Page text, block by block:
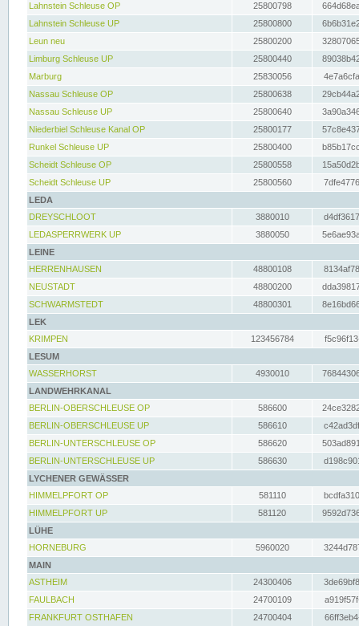
Lahnstein Schleuse OP
25800798
Lahnstein Schleuse UP
25800800
Leun neu
25800200
Limburg Schleuse UP
25800440
Marburg
25830056
Nassau Schleuse OP
25800638
Nassau Schleuse UP
25800640
Niederbiel Schleuse Kanal OP
25800177
Runkel Schleuse UP
25800400
Scheidt Schleuse OP
25800558
Scheidt Schleuse UP
25800560
LEDA
DREYSCHLOOT
3880010
LEDASPERRWERK UP
3880050
LEINE
HERRENHAUSEN
48800108
NEUSTADT
48800200
SCHWARMSTEDT
48800301
LEK
KRIMPEN
123456784
LESUM
WASSERHORST
4930010
LANDWEHRKANAL
BERLIN-OBERSCHLEUSE OP
586600
BERLIN-OBERSCHLEUSE UP
586610
BERLIN-UNTERSCHLEUSE OP
586620
BERLIN-UNTERSCHLEUSE UP
586630
LYCHENER GEWÄSSER
HIMMELPFORT OP
581110
HIMMELPFORT UP
581120
LÜHE
HORNEBURG
5960020
MAIN
ASTHEIM
24300406
FAULBACH
24700109
FRANKFURT OSTHAFEN
24700404